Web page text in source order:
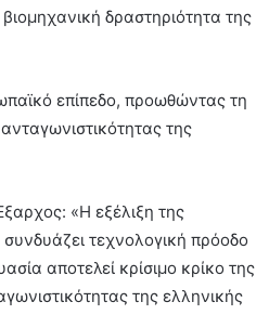
δραστηριότητα της
επίπεδο, προωθώντας τη
της
«Η εξέλιξη της
τεχνολογική πρόοδο
αποτελεί κρίσιμο κρίκο της
της ελληνικής